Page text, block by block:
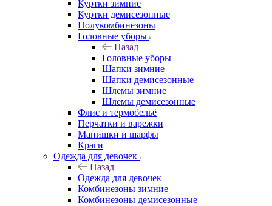
Куртки зимние
Куртки демисезонные
Полукомбинезоны
Головные уборы
Назад
Головные уборы
Шапки зимние
Шапки демисезонные
Шлемы зимние
Шлемы демисезонные
Флис и термобельё
Перчатки и варежки
Манишки и шарфы
Краги
Одежда для девочек
Назад
Одежда для девочек
Комбинезоны зимние
Комбинезоны демисезонные